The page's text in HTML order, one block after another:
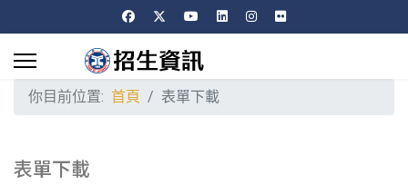
你目前位置: 首頁 表單下載
表單下載